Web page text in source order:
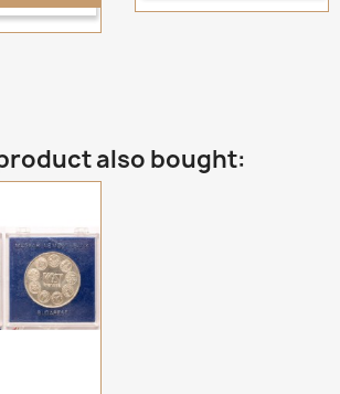
also bought: